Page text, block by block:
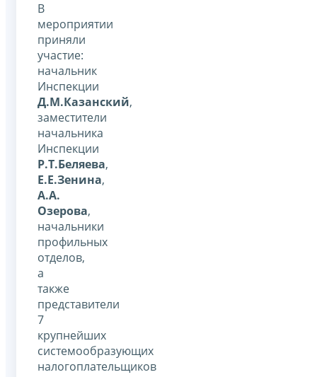
В
мероприятии
приняли
участие:
начальник
Инспекции
Д.М.Казанский,
заместители
начальника
Инспекции
Р.Т.Беляева,
Е.Е.Зенина,
А.А.
Озерова,
начальники
профильных
отделов,
а
также
представители
7
крупнейших
системообразующих
налогоплательщиков